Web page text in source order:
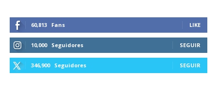
60,813 Fans LIKE
10,000 Seguidores SEGUIR
346,900 Seguidores SEGUIR